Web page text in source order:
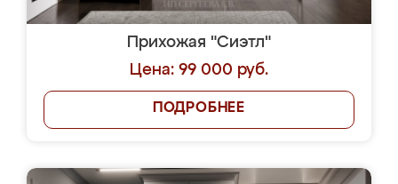
Прихожая "Сиэтл"
Цена: 99 000 руб.
ПОДРОБНЕЕ